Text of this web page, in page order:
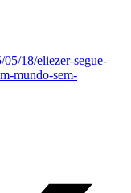
18/eliezer-segue-
mundo-sem-